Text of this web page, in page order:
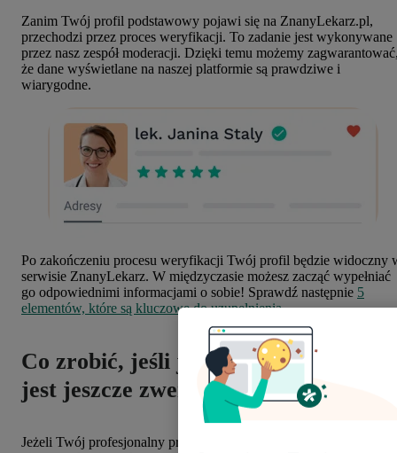
Zanim Twój profil podstawowy pojawi się na ZnanyLekarz.pl,
przechodzi przez proces weryfikacji. To zadanie jest wykonywane
przez nasz zespół moderacji. Dzięki temu możemy
że dane wyświetlane na naszej platformie są prawdziwe i
wiarygodne.
Po zakończeniu procesu weryfikacji Twój profil będzie widoczny
serwisie ZnanyLekarz. W międzyczasie możesz zacząć wypełniać
go odpowiednimi informacjami o sobie! Sprawdź następnie 5
elementów, które są kluczowe do uzupełnienia.
Co zrobić, jeśli już masz profil, ale
jest jeszcze zweryfikowany?
Jeżeli Twój profesjonalny profil już istnieje na naszej platformie,